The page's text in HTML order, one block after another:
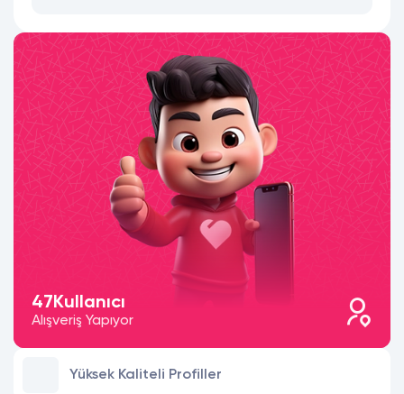
47Kullanıcı
Alışveriş Yapıyor
Yüksek Kaliteli Profiller